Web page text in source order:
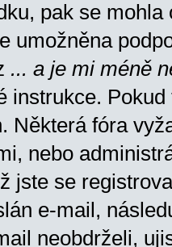
pak se
umožněna
... a je mi méně
instrukce.
Některá fóra
nebo
jste se
e-mail,
neobdrželi,